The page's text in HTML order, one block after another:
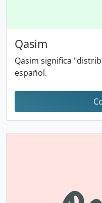
Qasim
Qasim significa
español.